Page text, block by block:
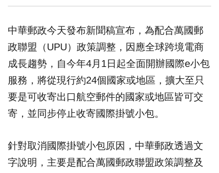
中華郵政今天發布新聞稿宣布，為配合萬國郵
政聯盟（UPU）政策調整，因應全球跨境電商
成長趨勢，自今年4月1日起全面開辦國際e小包
服務，將從現行約24個國家或地區，擴大至只
要是可收寄出口航空郵件的國家或地區皆可交
寄，並同步停止收寄國際掛號小包。
針對取消國際掛號小包原因，中華郵政透過文
字說明，主要是配合萬國郵政聯盟政策調整及